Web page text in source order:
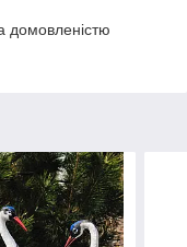
домовленістю